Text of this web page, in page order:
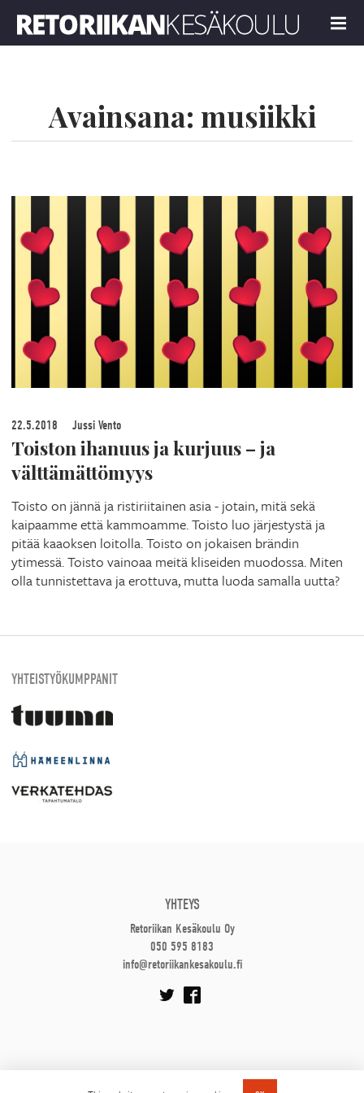
MENU
Avainsana: musiikki
22.5.2018 Jussi Vento
Toiston ihanuus ja kurjuus – ja
välttämättömyys
Toisto on jännä ja ristiriitainen asia - jotain, mitä sekä
kaipaamme että kammoamme. Toisto luo järjestystä ja
pitää kaaoksen loitolla. Toisto on jokaisen brändin
ytimessä. Toisto vainoaa meitä kliseiden muodossa. Miten
olla tunnistettava ja erottuva, mutta luoda samalla uutta?
YHTEISTYÖKUMPPANIT
YHTEYS
Retoriikan Kesäkoulu Oy
050 595 8183
info@retoriikankesakoulu.fi